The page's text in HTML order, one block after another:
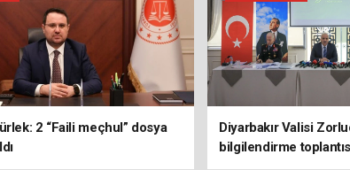
2 “Faili meçhul” dosya
Diyarbakır Valisi
bilgilendirme